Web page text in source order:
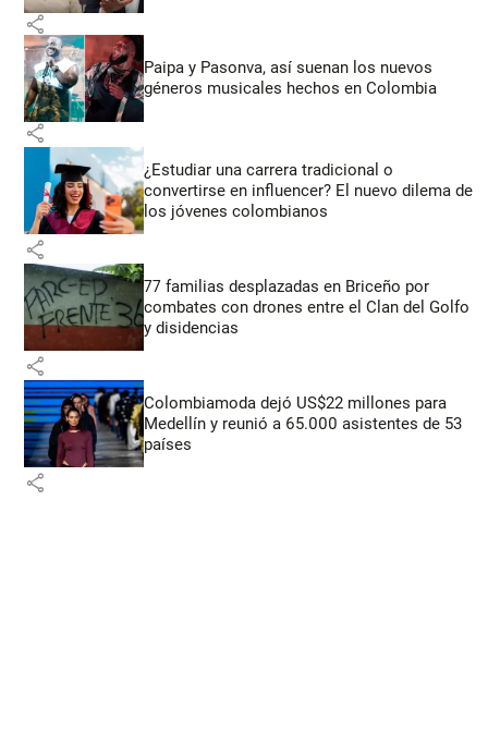
share
Paipa y Pasonva, así suenan los nuevos
géneros musicales hechos en Colombia
share
¿Estudiar una carrera tradicional o
convertirse en influencer? El nuevo dilema de
los jóvenes colombianos
share
77 familias desplazadas en Briceño por
combates con drones entre el Clan del Golfo
y disidencias
share
Colombiamoda dejó US$22 millones para
Medellín y reunió a 65.000 asistentes de 53
países
share